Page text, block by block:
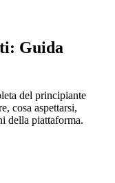
Guida
del principiante
cosa aspettarsi,
della piattaforma.